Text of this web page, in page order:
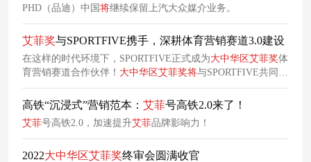
PHD（品迪）中国 将继续保留上汽大众媒介业务。
艾菲奖与SPORTFIVE携手，深耕体育营销赛道3.0建设
在这样的时代环境下，SPORTFIVE正式成为大中华区艾菲奖体
育营销赛道合作伙伴！ 大中华区艾菲奖将与SPORTFIVE共同携
手，深耕体育营销赛道3.0建设，持续探索体育营销的新趋势。
高铁“沉浸式”营销范本： 艾菲号高铁2.0来了！
艾菲号高铁2.0，加速提升艾菲品牌影响力！
2022大中华区艾菲奖终审会圆满收官